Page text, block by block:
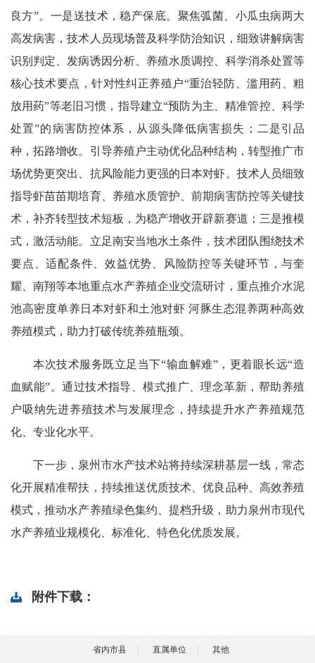
良方”。一是送技术，稳产保底。聚焦弧菌、小瓜虫病两大
高发病害，技术人员现场普及科学防治知识，细致讲解病害
识别判定、发病诱因分析、养殖水质调控、科学消杀处置等
核心技术要点，针对性纠正养殖户“重治轻防、滥用药、粗
放用药”等老旧习惯，指导建立“预防为主、精准管控、科学
处置”的病害防控体系，从源头降低病害损失；二是引品
种，拓路增收。引导养殖户主动优化品种结构，转型推广市
场优势更突出、抗风险能力更强的日本对虾。技术人员细致
指导虾苗苗期培育、养殖水质管护、前期病害防控等关键技
术，补齐转型技术短板，为稳产增收开辟新赛道；三是推模
式，激活动能。立足南安当地水土条件，技术团队围绕技术
要点、适配条件、效益优势、风险防控等关键环节，与奎
耀、南翔等本地重点水产养殖企业交流研讨，重点推介水泥
池高密度单养日本对虾和土池对虾 河豚生态混养两种高效
养殖模式，助力打破传统养殖瓶颈。
本次技术服务既立足当下“输血解难”，更着眼长远“造
血赋能”。通过技术指导、模式推广、理念革新，帮助养殖
户吸纳先进养殖技术与发展理念，持续提升水产养殖规范
化、专业化水平。
下一步，泉州市水产技术站将持续深耕基层一线，常态
化开展精准帮扶，持续推送优质技术、优良品种、高效养殖
模式，推动水产养殖绿色集约、提档升级，助力泉州市现代
水产养殖业规模化、标准化、特色化优质发展。
附件下载：
省内市县 直属单位 其他